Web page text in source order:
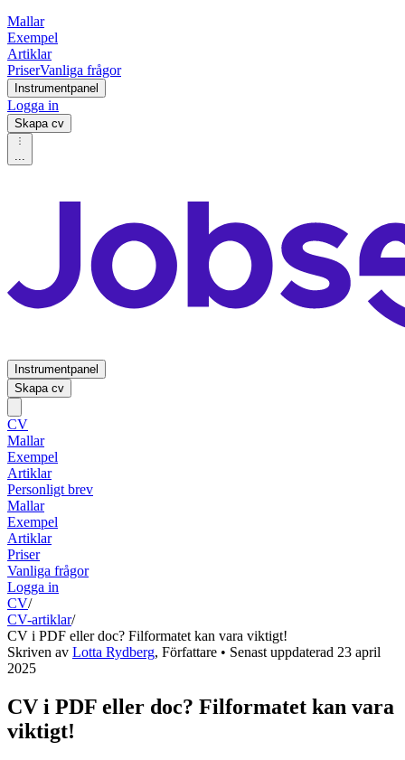
Mallar
Exempel
Artiklar
PriserVanliga frågor
Instrumentpanel
Logga in
Skapa cv
...
Instrumentpanel
Skapa cv
CV
Mallar
Exempel
Artiklar
Personligt brev
Mallar
Exempel
Artiklar
Priser
Vanliga frågor
Logga in
CV/
CV-artiklar/
CV i PDF eller doc? Filformatet kan vara viktigt!
Skriven av Lotta Rydberg, Författare • Senast uppdaterad 23 april
2025
CV i PDF eller doc? Filformatet kan vara
viktigt!